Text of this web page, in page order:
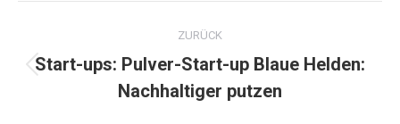
Kommentarnavigation
ZURÜCK
Vorheriger
Beitrag:
Start-ups: Pulver-Start-up Blaue Helden:
Nachhaltiger putzen